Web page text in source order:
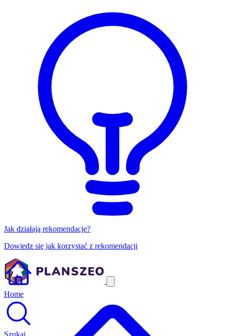
Jak działają rekomendacje?
Dowiedz się jak korzystać z rekomendacji
Home
Szukaj